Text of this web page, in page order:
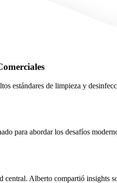
estándares de limpieza y
para abordar los desafíos
Alberto compartió insights